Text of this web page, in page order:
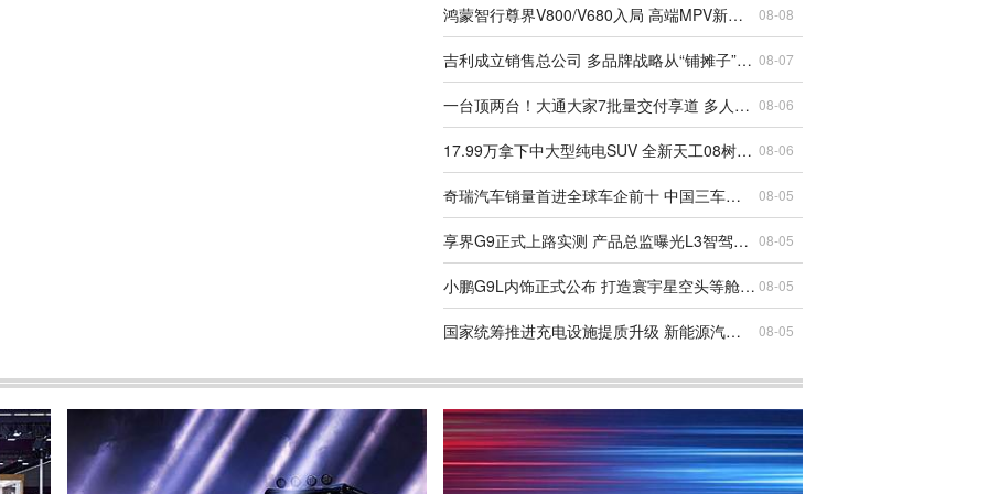
鸿蒙智行尊界V800/V680入局 高端MPV新答案？ 08-08
吉利成立销售总公司 多品牌战略从“铺摊子”到“收口子” 08-07
一台顶两台！大通大家7批量交付享道 多人出行有了新选择 08-06
17.99万拿下中大型纯电SUV 全新天工08树立新标杆 08-06
奇瑞汽车销量首进全球车企前十 中国三车企齐聚Top10创历史 08-05
享界G9正式上路实测 产品总监曝光L3智驾重磅标识 08-05
小鹏G9L内饰正式公布 打造寰宇星空头等舱智能座舱 08-05
国家统筹推进充电设施提质升级 新能源汽车充电服务迎来全面跃升 08-05